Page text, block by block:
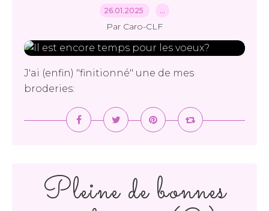
26.01.2025 …
Par Caro-CLF
J'ai (enfin) "finitionné" une de mes
broderies:
Pleine de bonnes